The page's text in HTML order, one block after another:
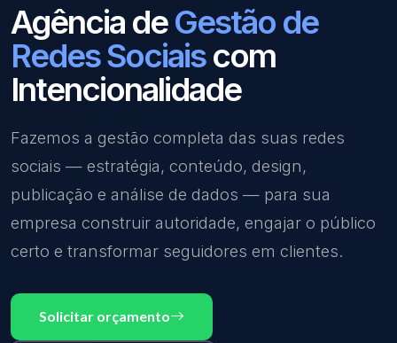
Agência deGestão de
Redes Sociaiscom
Intencionalidade
Fazemos a gestão completa das suas redes
sociais — estratégia, conteúdo, design,
publicação e análise de dados — para sua
empresa construir autoridade, engajar o público
certo e transformar seguidores em clientes.
Solicitar orçamento